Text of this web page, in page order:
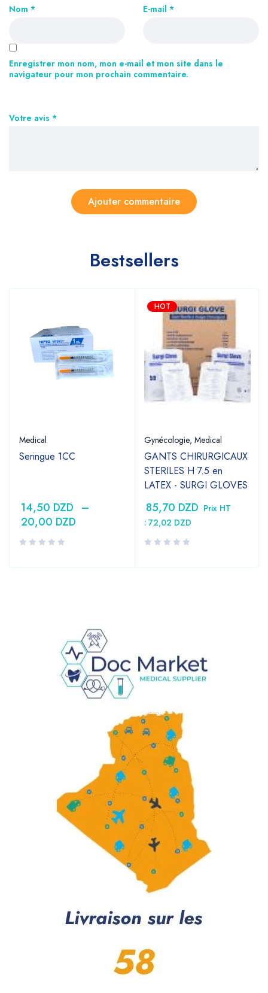
Votre avis *
Nom * E-mail *
Enregistrer mon nom, mon e-mail et mon site dans le
navigateur pour mon prochain commentaire.
Bestsellers
Medical
Seringue 1CC
14,50 DZD –
20,00 DZD
HOT
Gynécologie, Medical
GANTS CHIRURGICAUX
STERILES H 7.5 en
LATEX - SURGI GLOVES
85,70 DZD Prix HT
: 72,02 DZD